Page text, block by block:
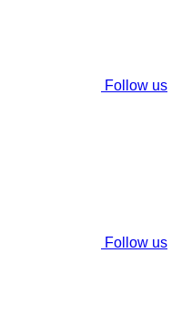
Follow us
Follow us